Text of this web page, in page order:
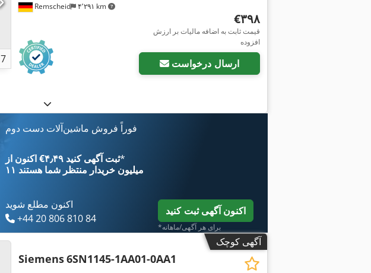
7
Remscheid ۴٬۲۹۱ km
‎€۳۹۸
قیمت ثابت به اضافه مالیات بر ارزش
افزوده
ارسال درخواست
فوراً فروش ماشین‌آلات دست دوم
اکنون از ‎€۴٫۴۹ ثبت آگهی کنید*
۱۱ میلیون خریدار منتظر شما هستند
اکنون مطلع شوید
+44 20 806 810 84
اکنون آگهی ثبت کنید
*برای هر آگهی/ماهانه
آگهی کوچک
Siemens6SN1145-1AA01-0AA1